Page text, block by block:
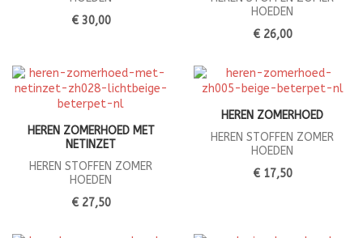
€ 30,00
HOEDEN
€ 26,00
HEREN ZOMERHOED MET
NETINZET
HEREN STOFFEN ZOMER
HOEDEN
€ 27,50
HEREN ZOMERHOED
HEREN STOFFEN ZOMER
HOEDEN
€ 17,50